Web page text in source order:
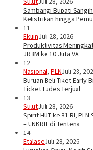
Sambangi Bupati
Kelistrikan hingga
11
EkuinJuli 28, 2026
Produktivitas
JRBM ke 10 Juta VA
12
Nasional, PLNJuli 28,
Buruan Beli Tiket Early
Ticket Ludes Terjual
13
SulutJuli 28, 2026
Spirit HUT ke 81 RI,
– UNKRIT di Tentena
14
EtalaseJuli 28, 2026